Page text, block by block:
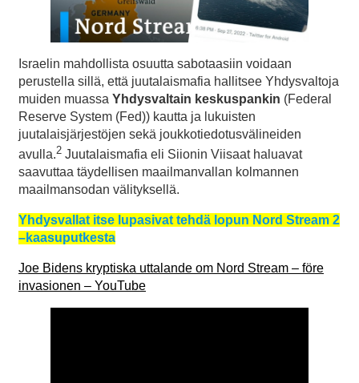
Israelin mahdollista osuutta sabotaasiin voidaan
perustella sillä, että juutalaismafia hallitsee Yhdysvaltoja
muiden muassa Yhdysvaltain keskuspankin (Federal
Reserve System (Fed)) kautta ja lukuisten
juutalaisjärjestöjen sekä joukkotiedotusvälineiden
avulla.2 Juutalaismafia eli Siionin Viisaat haluavat
saavuttaa täydellisen maailmanvallan kolmannen
maailmansodan välityksellä.
Yhdysvallat itse lupasivat tehdä lopun Nord Stream 2
–kaasuputkesta
Joe Bidens kryptiska uttalande om Nord Stream – före
invasionen – YouTube